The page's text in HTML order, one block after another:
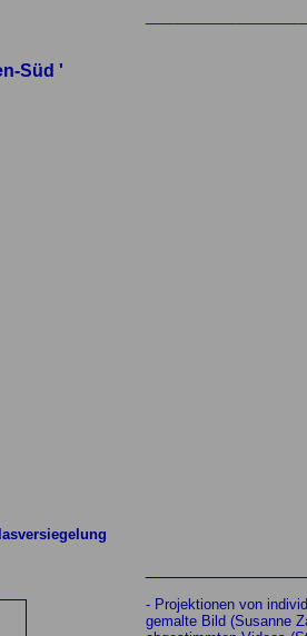
Süd '
- Projektionen von
gemalte Bild (Susanne